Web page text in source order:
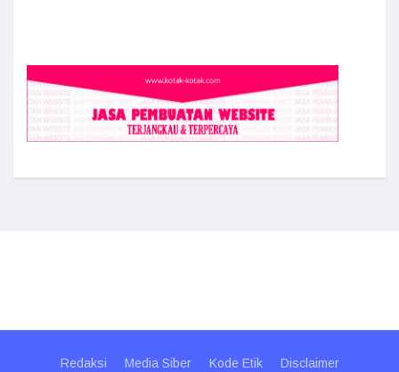
Redaksi Media Siber Kode Etik Disclaimer